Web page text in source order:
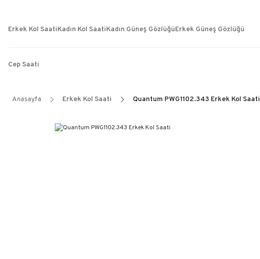
Erkek Kol SaatiKadın Kol SaatiKadın Güneş GözlüğüErkek Güneş Gözlüğü
Cep Saati
Anasayfa Erkek Kol Saati Quantum PWG1102.343 Erkek Kol Saati